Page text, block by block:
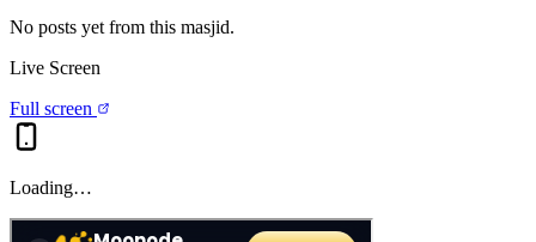
No posts yet from this masjid.
Live Screen
Full screen
Loading…